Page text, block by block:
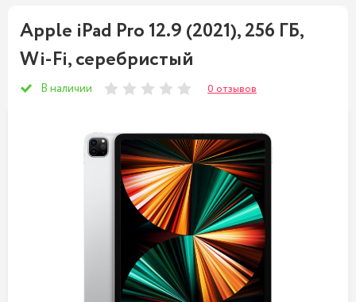
Apple iPad Pro 12.9 (2021), 256 ГБ,
Wi-Fi, серебристый
В наличии 0 отзывов